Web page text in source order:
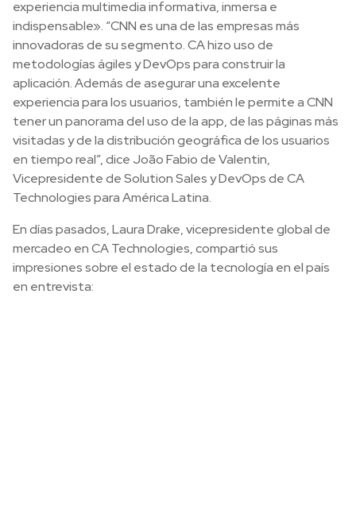
experiencia multimedia informativa, inmersa e
indispensable». “CNN es una de las empresas más
innovadoras de su segmento. CA hizo uso de
metodologías ágiles y DevOps para construir la
aplicación. Además de asegurar una excelente
experiencia para los usuarios, también le permite a CNN
tener un panorama del uso de la app, de las páginas más
visitadas y de la distribución geográfica de los usuarios
en tiempo real”, dice João Fabio de Valentin,
Vicepresidente de Solution Sales y DevOps de CA
Technologies para América Latina.
En días pasados, Laura Drake, vicepresidente global de
mercadeo en CA Technologies, compartió sus
impresiones sobre el estado de la tecnología en el país
en entrevista: